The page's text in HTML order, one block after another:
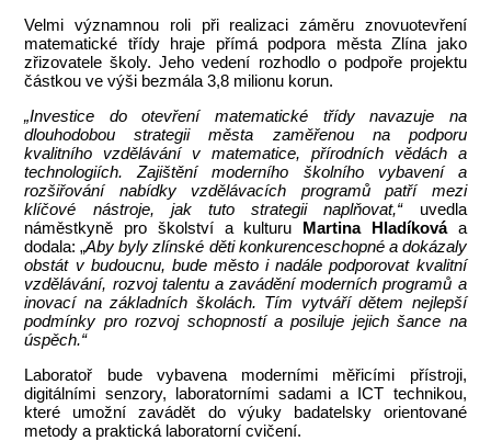
Velmi významnou roli při realizaci záměru znovuotevření
matematické třídy hraje přímá podpora města Zlína jako
zřizovatele školy. Jeho vedení rozhodlo o podpoře projektu
částkou ve výši bezmála 3,8 milionu korun.
„Investice do otevření matematické třídy navazuje na
dlouhodobou strategii města zaměřenou na podporu
kvalitního vzdělávání v matematice, přírodních vědách a
technologiích. Zajištění moderního školního vybavení a
rozšiřování nabídky vzdělávacích programů patří mezi
klíčové nástroje, jak tuto strategii naplňovat,“ uvedla
náměstkyně pro školství a kulturu Martina Hladíkováa
dodala: „Aby byly zlínské děti konkurenceschopné a dokázaly
obstát v budoucnu, bude město i nadále podporovat kvalitní
vzdělávání, rozvoj talentu a zavádění moderních programů a
inovací na základních školách. Tím vytváří dětem nejlepší
podmínky pro rozvoj schopností a posiluje jejich šance na
úspěch.“
Laboratoř bude vybavena moderními měřicími přístroji,
digitálními senzory, laboratorními sadami a ICT technikou,
které umožní zavádět do výuky badatelsky orientované
metody a praktická laboratorní cvičení.